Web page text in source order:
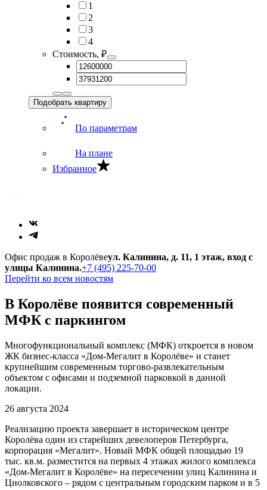
1
2
3
4
Стоимость, ₽
Подобрать квартиру
По параметрам
На плане
Избранное
Офис продаж в Королёвеул. Калинина, д. 11, 1 этаж, вход с
улицы Калинина.+7 (495) 225-70-00
Перейти ко всем новостям
В Королёве появится современный
МФК с паркингом
Многофункциональный комплекс (МФК) откроется в новом
ЖК бизнес-класса «Дом-Мегалит в Королёве» и станет
крупнейшим современным торгово-развлекательным
объектом с офисами и подземной парковкой в данной
локации.
26 августа 2024
Реализацию проекта завершает в историческом центре
Королёва один из старейших девелоперов Петербурга,
корпорация «Мегалит». Новый МФК общей площадью 19
тыс. кв.м. разместится на первых 4 этажах жилого комплекса
«Дом-Мегалит в Королёве» на пересечении улиц Калинина и
Циолковского – рядом с центральным городским парком и в 5